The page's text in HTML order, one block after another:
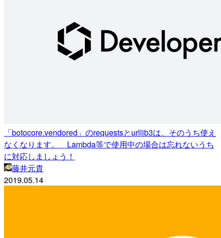
「botocore.vendored」のrequestsとurllib3は、そのうち使え
なくなります。 Lambda等で使用中の場合は忘れないうち
に対応しましょう！
藤井元貴
2019.05.14